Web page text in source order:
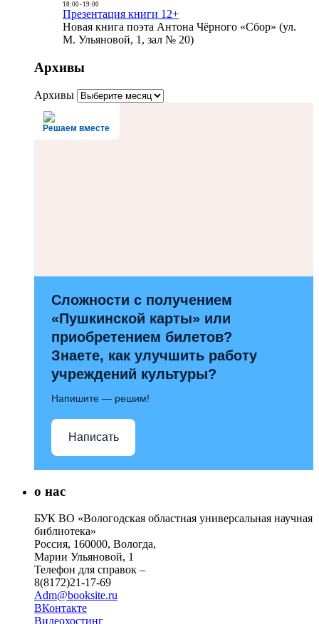
18:00- 19:00
Презентация книги 12+
Новая книга поэта Антона Чёрного «Сбор» (ул.
М. Ульяновой, 1, зал № 20)
Архивы
Архивы
Решаем вместе
Сложности с получением
«Пушкинской карты» или
приобретением билетов?
Знаете, как улучшить работу
учреждений культуры?
Напишите — решим!
Написать
о нас
БУК ВО «Вологодская областная универсальная научная
библиотека»
Россия, 160000, Вологда,
Марии Ульяновой, 1
Телефон для справок –
8(8172)21-17-69
Adm@booksite.ru
ВКонтакте
Видеохостинг